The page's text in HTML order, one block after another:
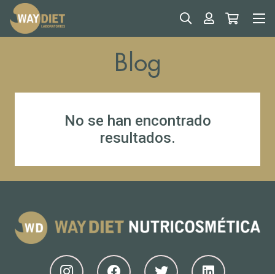
Blog
No se han encontrado
resultados.